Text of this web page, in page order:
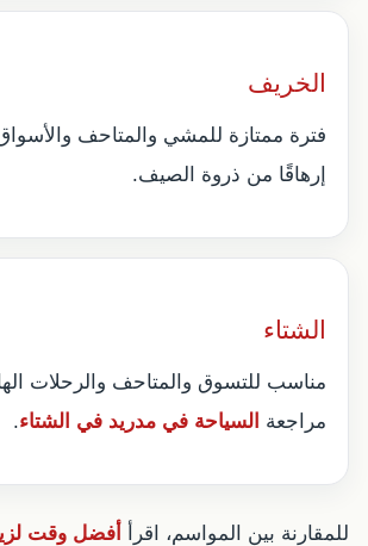
الخريف
فترة ممتازة للمشي والمتاحف
إرهاقًا من ذروة الصيف.
الشتاء
مناسب للتسوق والمتاحف والرحلات
مراجعة السياحة في مدريد في الشتاء.
للمقارنة بين المواسم، اقرأ أفضل وقت